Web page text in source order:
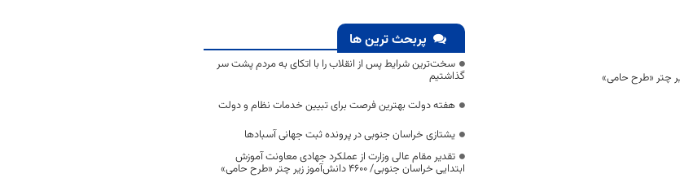
پربحث ترین ها
سخت‌ترین شرایط پس از انقلاب را با اتکای به مردم پشت سر
گذاشتیم
هفته دولت بهترین فرصت برای تبیین خدمات نظام و دولت
یشتازی خراسان جنوبی در پرونده ثبت جهانی آسبادها
تقدیر مقام عالی وزارت از عملکرد جهادی معاونت آموزش
ابتدایی خراسان جنوبی/ ۴۶۰۰ دانش‌آموز زیر چتر «طرح حامی»